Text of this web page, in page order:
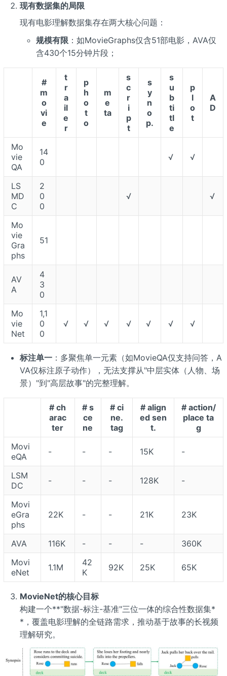
现有数据集的局限
现有电影理解数据集存在两大核心问题：
规模有限 ：如MovieGraphs仅含51部电影，AVA仅
含430个15分钟片段；
#
m
o
vi
e
t
r
a
il
e
r
p
h
o
t
o
m
e
ta
s
c
r
i
p
t
s
y
n
o
p.
s
u
b
ti
tl
e
p
l
o
t
A
D
Mo
vie
QA
14
0
√ √
LS
MD
C
2
0
0
√ √
Mo
vie
Gra
phs
51
AV
A
4
3
0
Mo
vie
Net
1,1
0
0
√ √ √ √ √ √ √
标注单一：多聚焦单一元素（如MovieQA仅支持问答，A
VA仅标注原子动作），无法支撑从"中层实体（人物、场
景）"到"高层故事"的完整理解。
# ch
arac
ter
# s
ce
ne
# ci
ne.
tag
# align
ed sen
t.
# action/
place ta
g
Movi
eQA
- - - 15K -
LSM
DC
- - - 128K -
Movi
eGra
phs
22K - - 21K 23K
AVA 116K - - -
360K
Movi
eNet
1.1M
42
K
92K 25K 65K
MovieNet的核心目标
构建一个**"数据-标注-基准"三位一体的综合性数据集*
*，覆盖电影理解的全链路需求，推动基于故事的长视频
理解研究。